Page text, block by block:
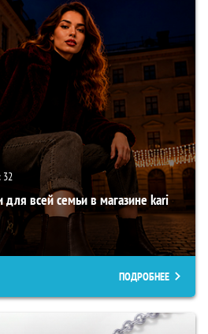
32
всей семьи в магазине kari
ПОДРОБНЕЕ